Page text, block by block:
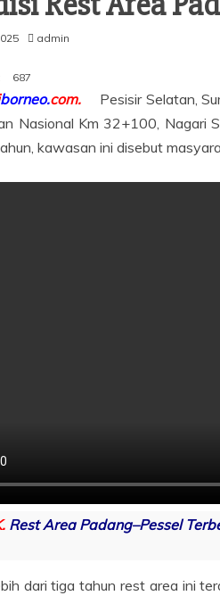
admin
687
borneo.com. Pesisir Selatan,
Nasional Km 32+100, Nagari
kawasan ini disebut
Rest Area Padang–Pessel
dari tiga tahun rest area ini